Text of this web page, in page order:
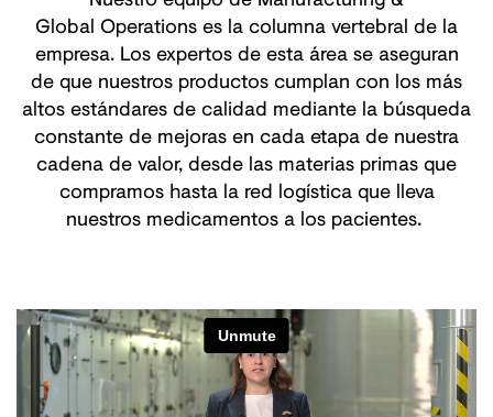
Global Operations es la columna vertebral de la
empresa. Los expertos de esta área se aseguran
de que nuestros productos cumplan con los más
altos estándares de calidad mediante la búsqueda
constante de mejoras en cada etapa de nuestra
cadena de valor, desde las materias primas que
compramos hasta la red logística que lleva
nuestros medicamentos a los pacientes.